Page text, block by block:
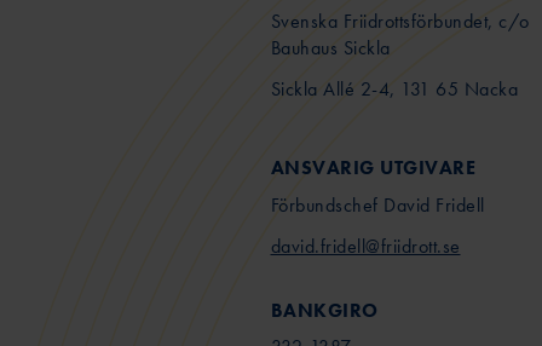
Svenska Friidrottsförbundet, c/o
Bauhaus Sickla
Sickla Allé 2-4, 131 65 Nacka
ANSVARIG UTGIVARE
Förbundschef David Fridell
david.fridell@friidrott.se
BANKGIRO